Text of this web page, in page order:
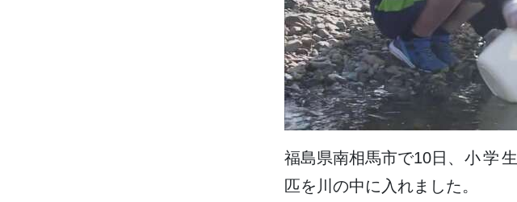
福島県南相馬市で10日 、 小学生
匹を 川 の中に 入 れました。